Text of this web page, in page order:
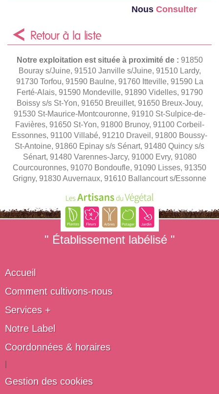
Nous Consulter
Retour à la liste
Notre exploitation est située à proximité de : 91850
Bouray s/Juine, 91510 Janville s/Juine, 91510 Lardy,
91730 Torfou, 91590 Baulne, 91760 Itteville, 91590 La
Ferté-Alais, 91590 Mondeville, 91890 Videlles, 91790
Boissy s/s St-Yon, 91650 Breuillet, 91650 Breux-Jouy,
91530 St-Maurice-Montcouronne, 91910 St-Sulpice-de-
Favières, 91650 St-Yon, 91800 Brunoy, 91100 Corbeil-
Essonnes, 91100 Villabé, 91210 Draveil, 91800 Boussy-
St-Antoine, 91860 Epinay s/s Sénart, 91480 Quincy s/s
Sénart, 91480 Varennes-Jarcy, 91000 Evry, 91080
Courcouronnes, 91070 Bondoufle, 91090 Lisses, 91350
Grigny, 91830 Auvernaux, 91610 Ballancourt s/Essonne
" Établissement labélisé "
Accueil
Comment cultivons-nous
Services +
Notre Label
Coordonnées & horaires
Gestion des cookies